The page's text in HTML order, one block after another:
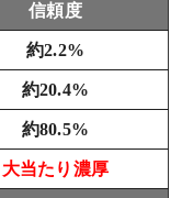
信頼度
約2.2%
約20.4%
約80.5%
大当たり濃厚